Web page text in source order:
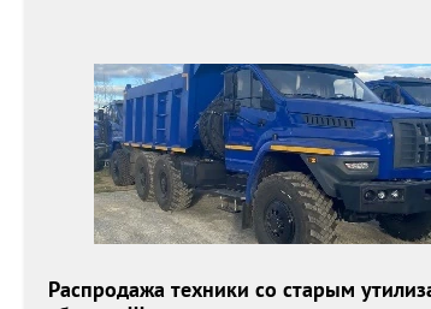
Распродажа техники со старым